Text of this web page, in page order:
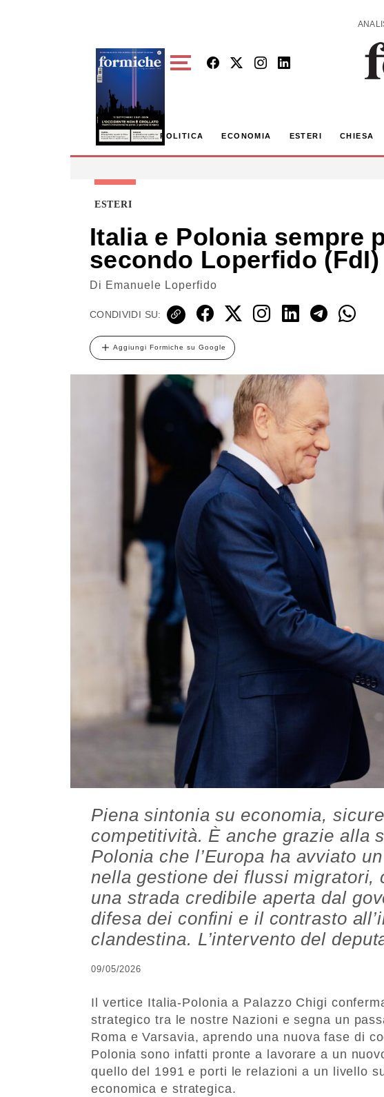
POLITICA ECONOMIA ESTERI CHIESA
ESTERI
Italia e Polonia sempre
secondo Loperfido (FdI)
Di Emanuele Loperfido
CONDIVIDI SU:
Aggiungi Formiche su Google
Piena sintonia su economia,
competitività. È anche grazie alla
Polonia che l’Europa ha avviato
nella gestione dei flussi migratori,
una strada credibile aperta dal
difesa dei confini e il contrasto
clandestina. L’intervento del
09/05/2026
Il vertice Italia-Polonia a Palazzo Chigi
strategico tra le nostre Nazioni e segna un
Roma e Varsavia, aprendo una nuova fase di
Polonia sono infatti pronte a lavorare a un
quello del 1991 e porti le relazioni a un livello
economica e strategica.